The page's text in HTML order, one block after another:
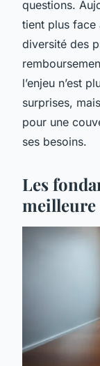
questions.
tient plus face
diversité des
l’enjeu n’est
surprises,
pour une
ses besoins.
Les
meilleure